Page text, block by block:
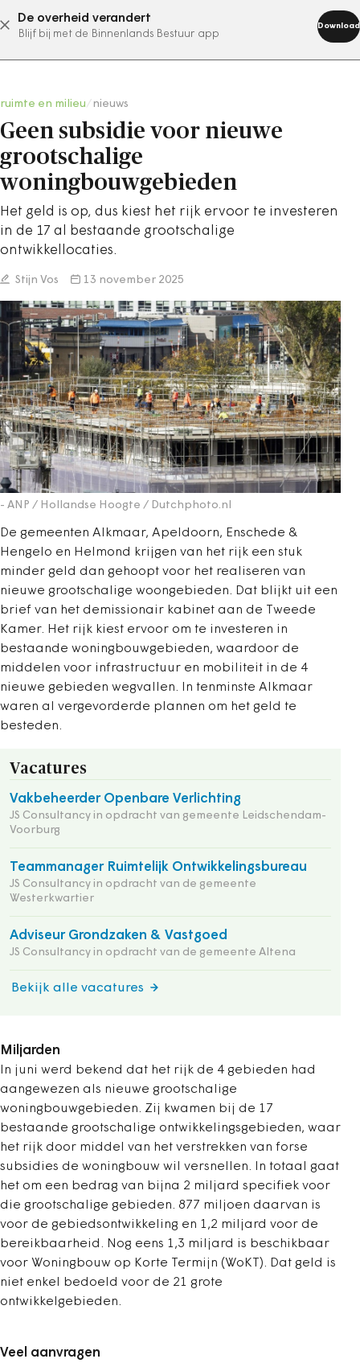
De overheid verandert
Blijf bij met de Binnenlands Bestuur app
Download
abonneer nu
ruimte en milieu nieuws
Geen subsidie voor nieuwe
grootschalige
woningbouwgebieden
Het geld is op, dus kiest het rijk ervoor te investeren
in de 17 al bestaande grootschalige
ontwikkellocaties.
Stijn Vos 13 november 2025
- ANP / Hollandse Hoogte / Dutchphoto.nl
De gemeenten Alkmaar, Apeldoorn, Enschede &
Hengelo en Helmond krijgen van het rijk een stuk
minder geld dan gehoopt voor het realiseren van
nieuwe grootschalige woongebieden. Dat blijkt uit een
brief van het demissionair kabinet aan de Tweede
Kamer. Het rijk kiest ervoor om te investeren in
bestaande woningbouwgebieden, waardoor de
middelen voor infrastructuur en mobiliteit in de 4
nieuwe gebieden wegvallen. In tenminste Alkmaar
waren al vergevorderde plannen om het geld te
besteden.
Vacatures
Vakbeheerder Openbare Verlichting
JS Consultancy in opdracht van gemeente Leidschendam-
Voorburg
Teammanager Ruimtelijk Ontwikkelingsbureau
JS Consultancy in opdracht van de gemeente
Westerkwartier
Adviseur Grondzaken & Vastgoed
JS Consultancy in opdracht van de gemeente Altena
Bekijk alle vacatures
Miljarden
In juni werd bekend dat het rijk de 4 gebieden had
aangewezen als nieuwe grootschalige
woningbouwgebieden. Zij kwamen bij de 17
bestaande grootschalige ontwikkelingsgebieden, waar
het rijk door middel van het verstrekken van forse
subsidies de woningbouw wil versnellen. In totaal gaat
het om een bedrag van bijna 2 miljard specifiek voor
die grootschalige gebieden. 877 miljoen daarvan is
voor de gebiedsontwikkeling en 1,2 miljard voor de
bereikbaarheid. Nog eens 1,3 miljard is beschikbaar
voor Woningbouw op Korte Termijn (WoKT). Dat geld is
niet enkel bedoeld voor de 21 grote
ontwikkelgebieden.
Veel aanvragen